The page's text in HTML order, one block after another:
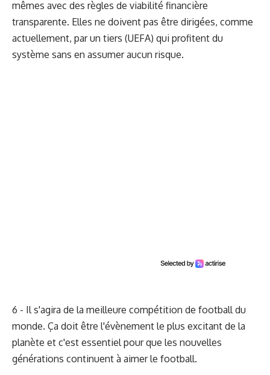
mêmes avec des règles de viabilité financière
transparente. Elles ne doivent pas être dirigées, comme
actuellement, par un tiers (UEFA) qui profitent du
système sans en assumer aucun risque.
6 - Il s'agira de la meilleure compétition de football du
monde. Ça doit être l'évènement le plus excitant de la
planète et c'est essentiel pour que les nouvelles
générations continuent à aimer le football.